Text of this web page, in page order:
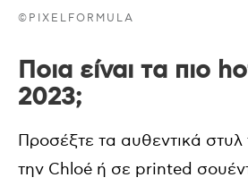
©PIXELFORMULA
Ποια είναι τα πιο
2023;
Προσέξτε τα αυθεντικά
την Chloé ή σε printed